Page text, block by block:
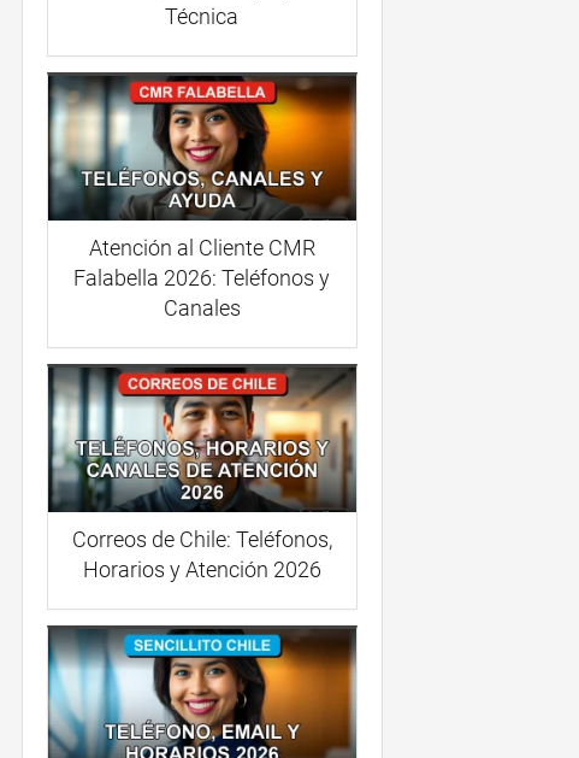
Técnica
Atención al Cliente CMR
Falabella 2026: Teléfonos y
Canales
Correos de Chile: Teléfonos,
Horarios y Atención 2026